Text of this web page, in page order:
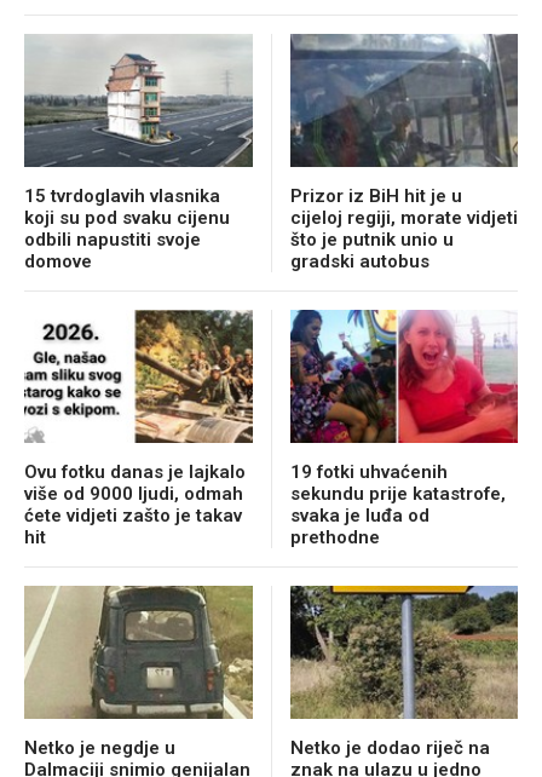
15 tvrdoglavih vlasnika
koji su pod svaku cijenu
odbili napustiti svoje
domove
Prizor iz BiH hit je u
cijeloj regiji, morate vidjeti
što je putnik unio u
gradski autobus
Ovu fotku danas je lajkalo
više od 9000 ljudi, odmah
ćete vidjeti zašto je takav
hit
19 fotki uhvaćenih
sekundu prije katastrofe,
svaka je luđa od
prethodne
Netko je negdje u
Dalmaciji snimio genijalan
Netko je dodao riječ na
znak na ulazu u jedno